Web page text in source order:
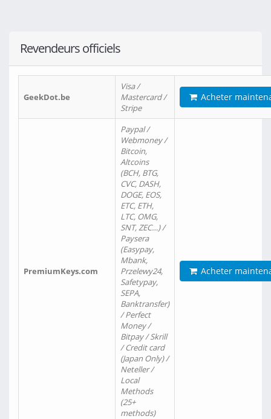
Revendeurs officiels
GeekDot.be
Visa /
Mastercard /
Stripe
Acheter
PremiumKeys.com
Paypal /
Webmoney /
Bitcoin,
Altcoins
(BCH, BTG,
CVC, DASH,
DOGE, EOS,
ETC, ETH,
LTC, OMG,
SNT, ZEC…) /
Paysera
(Easypay,
Mbank,
Przelewy24,
Safetypay,
SEPA,
Banktransfer)
/ Perfect
Money /
Bitpay / Skrill
/ Credit card
(Japan Only) /
Neteller /
Local
Methods
(25+
methods)
Acheter